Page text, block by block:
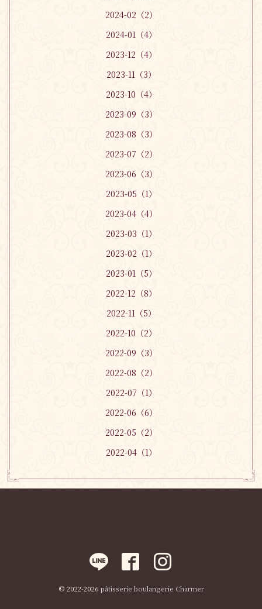
2024-02（2）
2024-01（4）
2023-12（4）
2023-11（3）
2023-10（4）
2023-09（3）
2023-08（3）
2023-07（2）
2023-06（3）
2023-05（1）
2023-04（4）
2023-03（1）
2023-02（1）
2023-01（5）
2022-12（8）
2022-11（5）
2022-10（2）
2022-09（3）
2022-08（2）
2022-07（1）
2022-06（6）
2022-05（2）
2022-04（1）
© 2022-2026 pâtisserie boulangerie Charmer